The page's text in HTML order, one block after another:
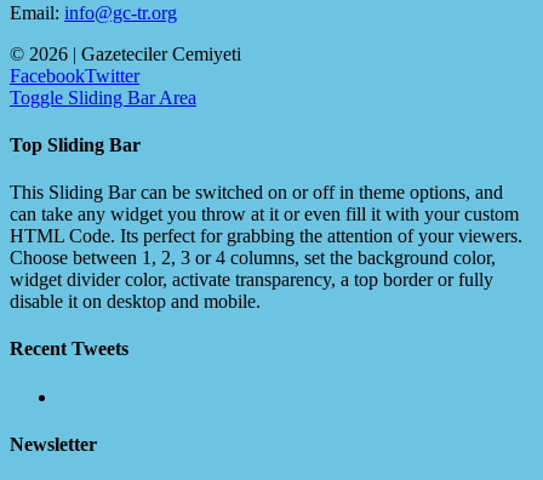
Email: info@gc-tr.org
© 2026 | Gazeteciler Cemiyeti
FacebookTwitter
Toggle Sliding Bar Area
Top Sliding Bar
This Sliding Bar can be switched on or off in theme options, and
can take any widget you throw at it or even fill it with your custom
HTML Code. Its perfect for grabbing the attention of your viewers.
Choose between 1, 2, 3 or 4 columns, set the background color,
widget divider color, activate transparency, a top border or fully
disable it on desktop and mobile.
Recent Tweets
Newsletter